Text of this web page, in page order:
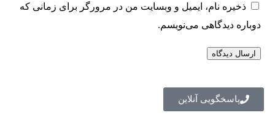
ذخیره نام، ایمیل و وبسایت من در مرورگر برای زمانی که
دوباره دیدگاهی می‌نویسم.
پاسخگویی آنلاین